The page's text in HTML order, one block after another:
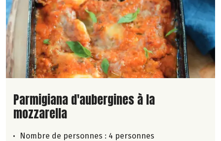
Lire la suite de la recette
Parmigiana d'aubergines à la
mozzarella
Nombre de personnes : 4 personnes